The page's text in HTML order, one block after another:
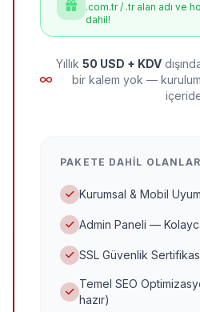
.com.tr / .tr alan adı ve
dahil!
Yıllık 50 USD + KDV
bir kalem yok —
PAKETE DAHIL OLANLAR
Kurumsal & Mobil
Admin Paneli —
SSL Güvenlik
Temel SEO
hazır)